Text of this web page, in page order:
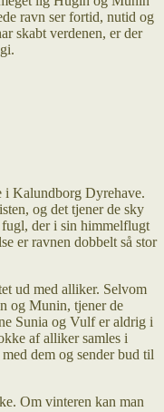
ravn ser fortid, nutid og
skabt verdenen, er der
i Kalundborg Dyrehave.
og det tjener de sky
der i sin himmelflugt
er ravnen dobbelt så stor
ud med alliker. Selvom
og Munin, tjener de
Sunia og Vulf er aldrig i
af alliker samles i
dem og sender bud til
Om vinteren kan man